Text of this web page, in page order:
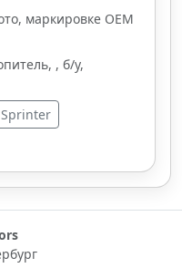
маркировке OEM
, б/у,
Sprinter